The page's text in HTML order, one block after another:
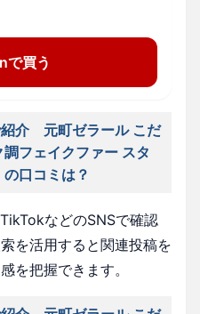
で買う
紹介 元町ゼラール こだ
フェイクファー スタ
口コミは？
などのSNSで確認
を活用すると関連投稿を
を把握できます。